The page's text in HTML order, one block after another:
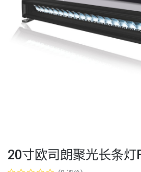
20寸欧司朗聚光长条灯